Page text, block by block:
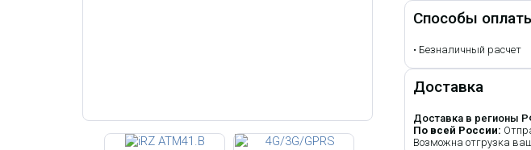
Способы
• Безналичный расчет
Доставка
Доставка в регионы
По всей России:
Возможна отгрузка